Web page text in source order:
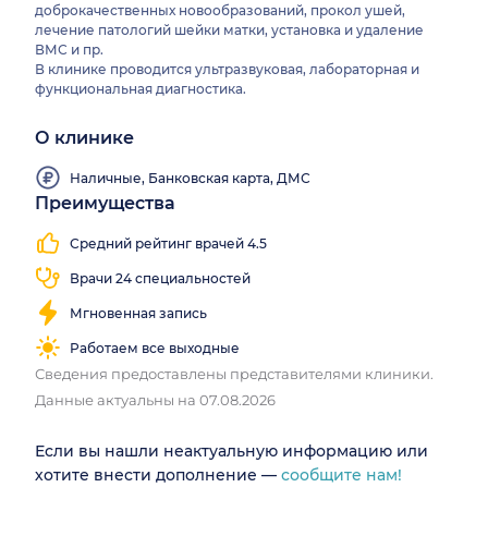
доброкачественных новообразований, прокол ушей,
лечение патологий шейки матки, установка и удаление
ВМС и пр.
В клинике проводится ультразвуковая, лабораторная и
функциональная диагностика.
О клинике
Наличные, Банковская карта, ДМС
Преимущества
Средний рейтинг врачей 4.5
Врачи 24 специальностей
Мгновенная запись
Работаем все выходные
Сведения предоставлены представителями клиники.
Данные актуальны на 07.08.2026
Если вы нашли неактуальную информацию или
хотите внести дополнение — сообщите нам!